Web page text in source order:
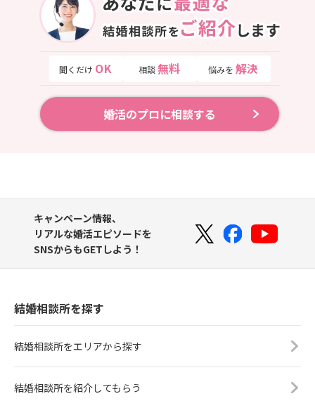
聞くだけ OK 相談 無料 悩みを 解決
婚活のプロに相談する
キャンペーン情報、
リアルな婚活エピソードを
SNSからもGETしよう！
結婚相談所を探す
結婚相談所をエリアから探す
結婚相談所を紹介してもらう